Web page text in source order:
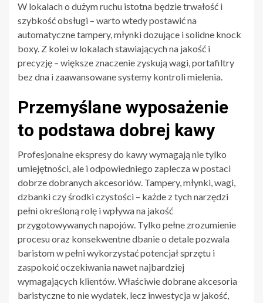
W lokalach o dużym ruchu istotna będzie trwałość i
szybkość obsługi – warto wtedy postawić na
automatyczne tampery, młynki dozujące i solidne knock
boxy. Z kolei w lokalach stawiających na jakość i
precyzję – większe znaczenie zyskują wagi, portafiltry
bez dna i zaawansowane systemy kontroli mielenia.
Przemyślane wyposażenie
to podstawa dobrej kawy
Profesjonalne ekspresy do kawy wymagają nie tylko
umiejętności, ale i odpowiedniego zaplecza w postaci
dobrze dobranych akcesoriów. Tampery, młynki, wagi,
dzbanki czy środki czystości – każde z tych narzędzi
pełni określoną rolę i wpływa na jakość
przygotowywanych napojów. Tylko pełne zrozumienie
procesu oraz konsekwentne dbanie o detale pozwala
baristom w pełni wykorzystać potencjał sprzętu i
zaspokoić oczekiwania nawet najbardziej
wymagających klientów. Właściwie dobrane akcesoria
baristyczne to nie wydatek, lecz inwestycja w jakość,